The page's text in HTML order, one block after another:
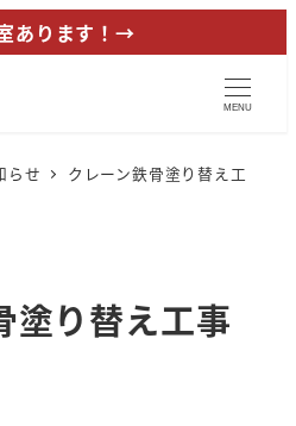
あります！→
MENU
らせ
クレーン鉄骨塗り替え工
塗り替え工事